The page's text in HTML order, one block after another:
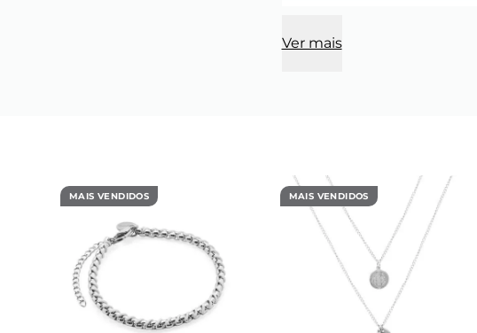
Características da
- Modelo: Tijolinho oval
- Corrente extensora,
Características do
- Comprimento: 12 mm
- Largura: 8 mm
- Espessura: 4 mm
Ver mais
MAIS VENDIDOS MAIS VENDIDOS